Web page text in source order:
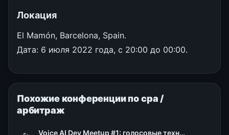
Локация
El Mamón, Barcelona, Spain.
Дата: 6 июля 2022 года, с 20:00 до 00:00.
Похожие конференции по cpa /
арбитраж
Voice AI Dev Meetup #1: голосовые технологии в продакшене